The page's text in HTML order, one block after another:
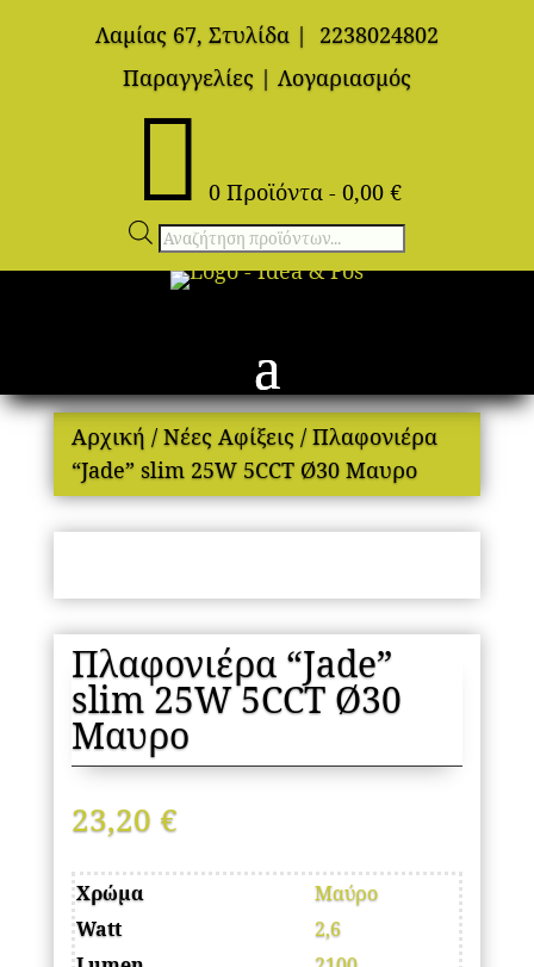
Λαμίας 67, Στυλίδα |
2238024802
Παραγγελίες | Λογαριασμός
 0 Προϊόντα - 0,00 €
Αναζήτηση
προϊόντων
Αρχική / Νέες Αφίξεις/ Πλαφονιέρα
“Jade” slim 25W 5CCT Ø30 Μαυρο
Πλαφονιέρα “Jade”
slim 25W 5CCT Ø30
Μαυρο
23,20 €
Χρώμα
Μαύρο
Watt
2,6